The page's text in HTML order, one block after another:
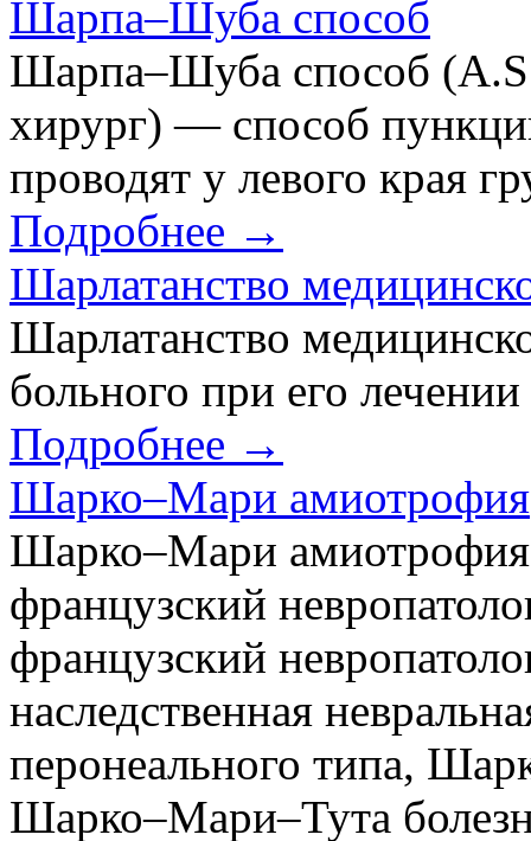
Шарпа–Шуба способ
Шарпа–Шуба способ
хирург) — способ
проводят у левого края
Подробнее →
Шарлатанство
Шарлатанство
больного при его
Подробнее →
Шарко–Мари амиотрофия
Шарко–Мари
французский
французский
наследственная
перонеального типа,
Шарко–Мари–Тута